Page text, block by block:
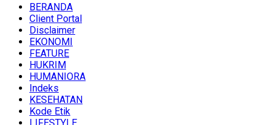
BERANDA
Client Portal
Disclaimer
EKONOMI
FEATURE
HUKRIM
HUMANIORA
Indeks
KESEHATAN
Kode Etik